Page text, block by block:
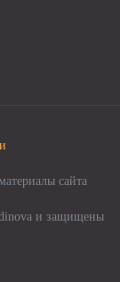
сайта
и защищены